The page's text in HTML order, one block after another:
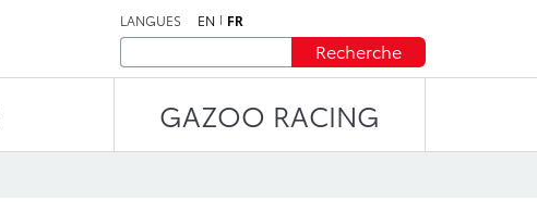
LANGUES EN FR
Recherche
GAZOO RACING